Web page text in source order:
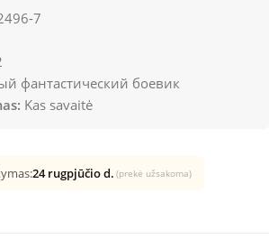
7
фантастический боевик
Kas savaitė
24 rugpjūčio d. (prekė užsakoma)